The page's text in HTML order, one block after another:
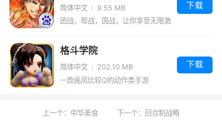
简体中文
9.55 MB
团战，帮战，国战，让你享受无限激
下载
格斗学院
简体中文
202.10 MB
一款画风比较Q的动作类手游
下载
上一个：中华美食 下一个：回合制战略